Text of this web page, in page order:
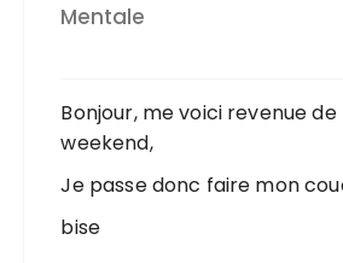
Mentale
Bonjour, me voici revenue
weekend,
Je passe donc faire mon
bise